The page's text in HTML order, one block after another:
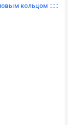
кольцом ::::::